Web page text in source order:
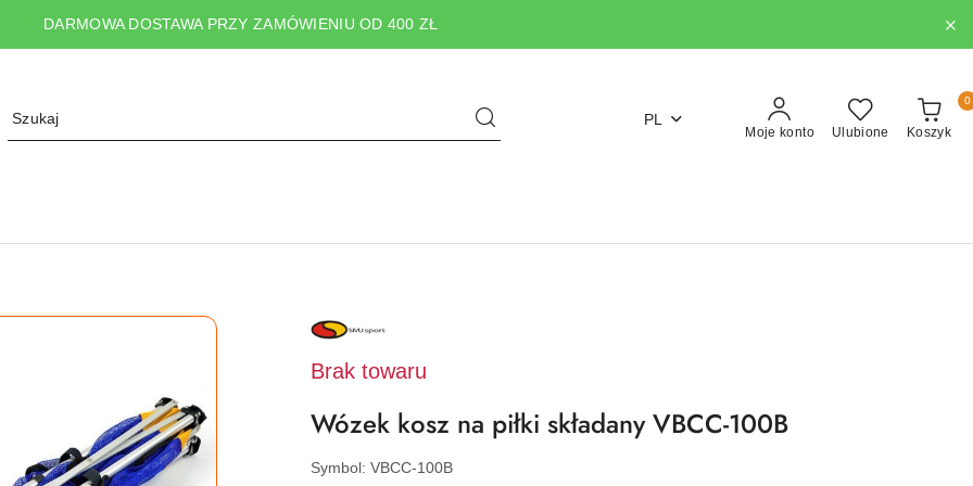
DARMOWA DOSTAWA PRZY ZAMÓWIENIU OD 400 ZŁ
PL
Moje konto Ulubione Koszyk
0
NAZWA
PRODUCENTA:
SPORT
Brak towaru
Wózek kosz na piłki składany VBCC-100B
Symbol: VBCC-100B